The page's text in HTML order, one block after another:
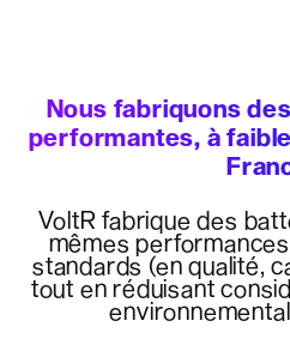
Nous fabriquons
performantes, à
VoltR fabrique des
mêmes
standards (en qualité,
tout en réduisant